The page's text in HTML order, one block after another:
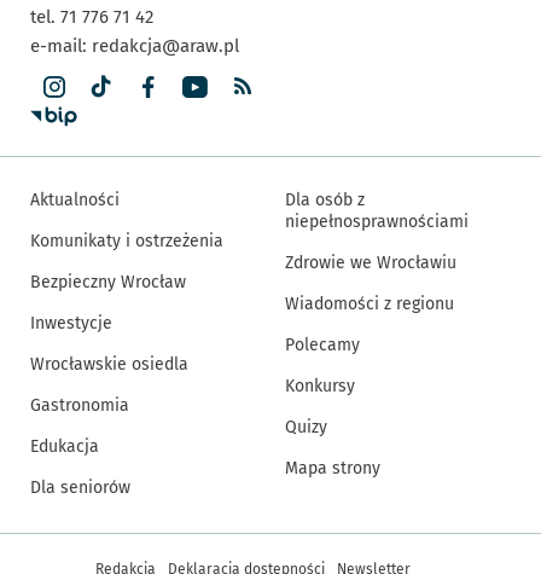
tel. 71 776 71 42
e-mail: redakcja@araw.pl
Aktualności
Komunikaty i ostrzeżenia
Bezpieczny Wrocław
Inwestycje
Wrocławskie osiedla
Gastronomia
Edukacja
Dla seniorów
Dla osób z
niepełnosprawnościami
Zdrowie we Wrocławiu
Wiadomości z regionu
Polecamy
Konkursy
Quizy
Mapa strony
Inne informacje
Redakcja Deklaracja dostępności Newsletter